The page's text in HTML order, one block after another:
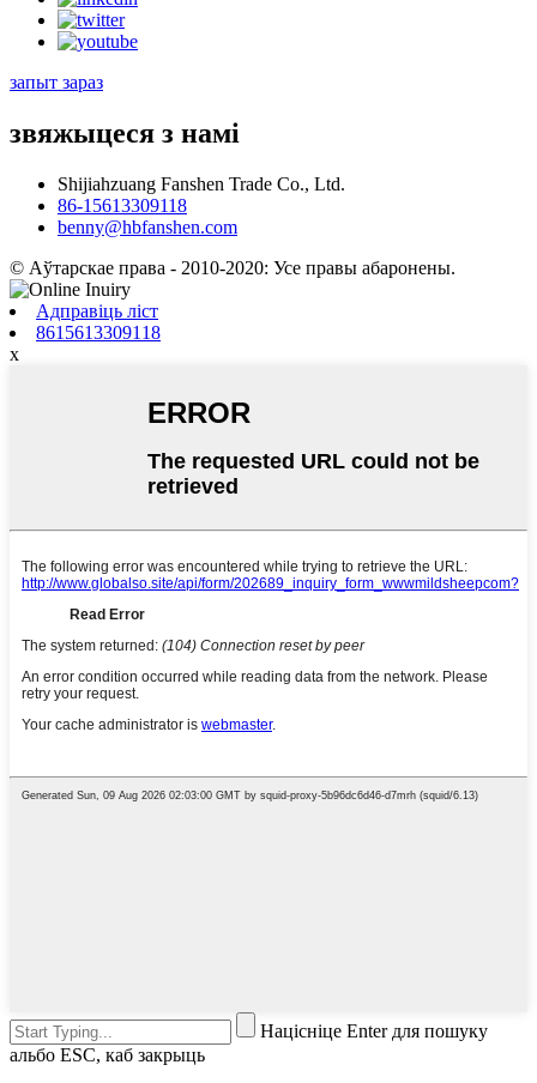
запыт зараз
звяжыцеся з намі
Shijiahzuang Fanshen Trade Co., Ltd.
86-15613309118
benny@hbfanshen.com
© Аўтарскае права - 2010-2020: Усе правы абаронены.
Адправіць ліст
8615613309118
x
Націсніце Enter для пошуку
альбо ESC, каб закрыць